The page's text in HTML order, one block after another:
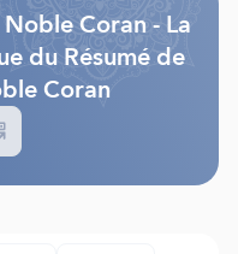
Coran - La
du Résumé de
Coran